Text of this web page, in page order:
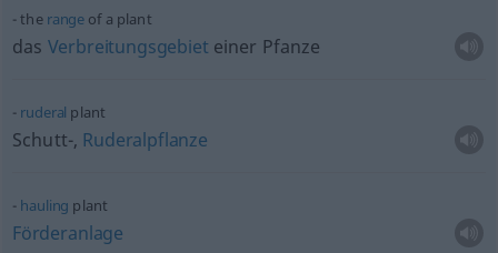
the range of a plant
das Verbreitungsgebiet einer Pfanze
ruderal plant
Schutt-, Ruderalpflanze
hauling plant
Förderanlage